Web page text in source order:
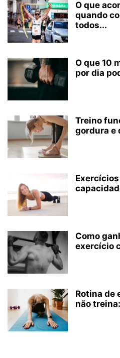
O que
quando
todos...
O que 10
por dia
Treino
gordura e
Como
exercício
Rotina de
não